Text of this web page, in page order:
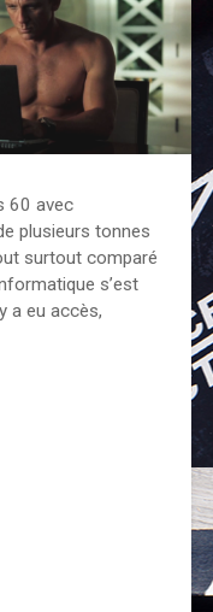
60 avec
plusieurs tonnes
surtout comparé
s’est
a eu accès,